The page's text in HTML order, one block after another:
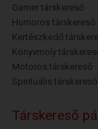
Gamer társkereső
Humoros társkereső
Kertészkedő
Könyvmoly
Motoros társkereső
Spirituális társkereső
Társkereső